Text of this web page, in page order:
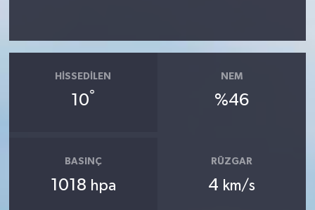
HISSEDILEN
10°
NEM
%46
BASINÇ
1018 hpa
RÜZGAR
4 km/s